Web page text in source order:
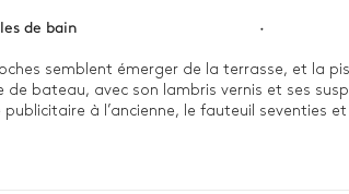
de bain ·
semblent émerger de la terrasse, et la
bateau, avec son lambris vernis et ses
à l’ancienne, le fauteuil seventies